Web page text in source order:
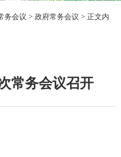
务会议 >政府常务会议 > 正文内
常务会议召开